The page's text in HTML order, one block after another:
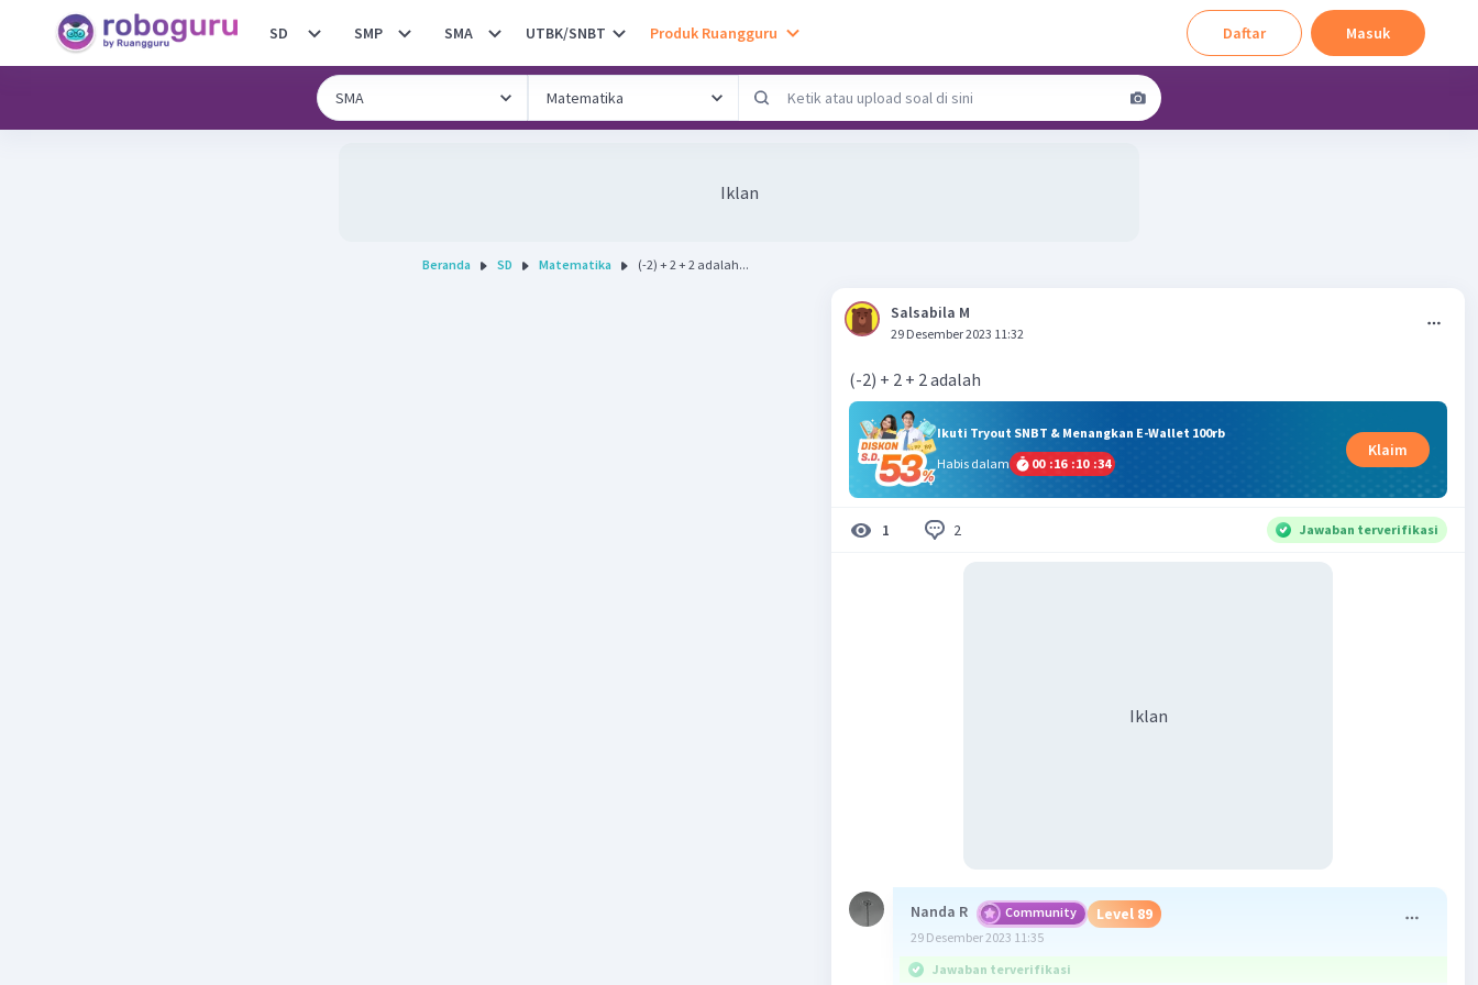
SD SMP SMA UTBK/SNBT Produk Ruangguru Daftar Masuk
Iklan
Beranda SD Matematika (-2) + 2 + 2 adalah...
Salsabila M
29 Desember 2023 11:32
(-2) + 2 + 2 adalah
Ikuti Tryout SNBT & Menangkan E-Wallet 100rb
Habis dalam
00 :16 :10 :33
Klaim
1 2 Jawaban terverifikasi
Iklan
Nanda R Community Level 89
29 Desember 2023 11:35
Jawaban terverifikasi